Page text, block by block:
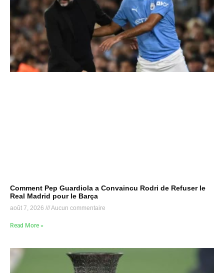
Comment Pep Guardiola a Convaincu Rodri de Refuser le
Real Madrid pour le Barça
août 7, 2026 Aucun commentaire
Read More »